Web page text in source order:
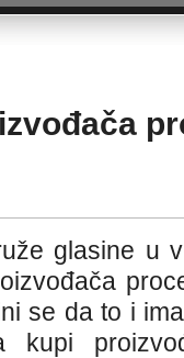
glasine u
se da to i
kupi